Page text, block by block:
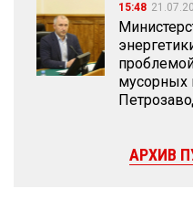
15:48
мусорных
АРХИВ